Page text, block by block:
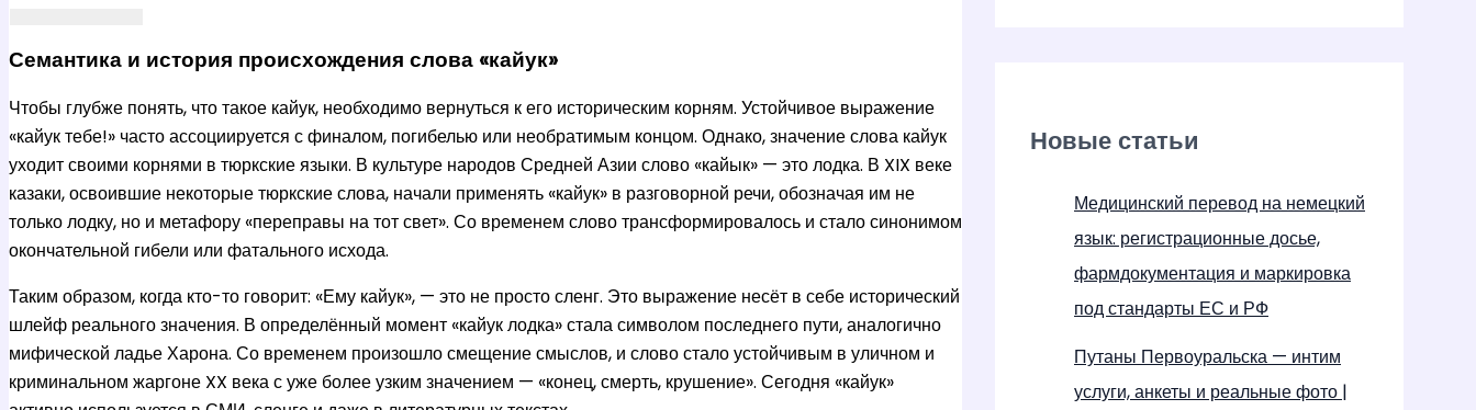
Семантика и история происхождения слова «кайук»
Чтобы глубже понять, что такое кайук, необходимо вернуться к его историческим корням. Устойчивое выражение
«кайук тебе!» часто ассоциируется с финалом, погибелью или необратимым концом. Однако, значение слова кайук
уходит своими корнями в тюркские языки. В культуре народов Средней Азии слово «кайык» — это лодка. В XIX веке
казаки, освоившие некоторые тюркские слова, начали применять «кайук» в разговорной речи, обозначая им не
только лодку, но и метафору «переправы на тот свет». Со временем слово трансформировалось и стало синонимом
окончательной гибели или фатального исхода.
Таким образом, когда кто-то говорит: «Ему кайук», — это не просто сленг. Это выражение несёт в себе исторический
шлейф реального значения. В определённый момент «кайук лодка» стала символом последнего пути, аналогично
мифической ладье Харона. Со временем произошло смещение смыслов, и слово стало устойчивым в уличном и
криминальном жаргоне XX века с уже более узким значением — «конец, смерть, крушение». Сегодня «кайук»
Новые статьи
Медицинский перевод на немецкий
язык: регистрационные досье,
фармдокументация и маркировка
под стандарты ЕС и РФ
Путаны Первоуральска — интим
услуги, анкеты и реальные фото |